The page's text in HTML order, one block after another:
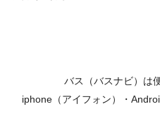
バス（バスナビ）は
iphone（アイフォン）・